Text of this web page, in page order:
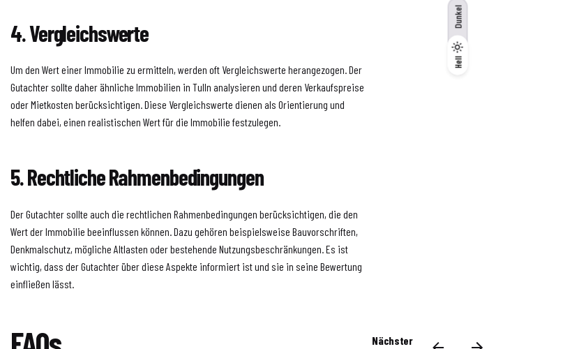
Hell
Dunkel
Hell
Dunkel
4. Vergleichswerte
Um den Wert einer Immobilie zu ermitteln, werden oft Vergleichswerte herangezogen. Der
Gutachter sollte daher ähnliche Immobilien in Tulln analysieren und deren Verkaufspreise
oder Mietkosten berücksichtigen. Diese Vergleichswerte dienen als Orientierung und
helfen dabei, einen realistischen Wert für die Immobilie festzulegen.
5. Rechtliche Rahmenbedingungen
Der Gutachter sollte auch die rechtlichen Rahmenbedingungen berücksichtigen, die den
Wert der Immobilie beeinflussen können. Dazu gehören beispielsweise Bauvorschriften,
Denkmalschutz, mögliche Altlasten oder bestehende Nutzungsbeschränkungen. Es ist
wichtig, dass der Gutachter über diese Aspekte informiert ist und sie in seine Bewertung
einfließen lässt.
Nächster